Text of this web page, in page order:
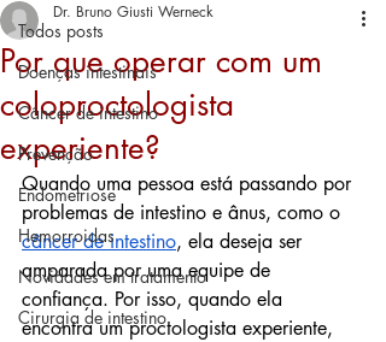
Todos posts
Doenças intestinais
Câncer de intestino
Prevenção
Endometriose
Hemorroidas
Novidades em tratamento
Cirurgia de intestino
Por que operar com um
coloproctologista
experiente?
Dr. Bruno Giusti Werneck
Quando uma pessoa está passando por
problemas de intestino e ânus, como o
câncer de intestino, ela deseja ser
amparada por uma equipe de
confiança. Por isso, quando ela
encontra um proctologista experiente,